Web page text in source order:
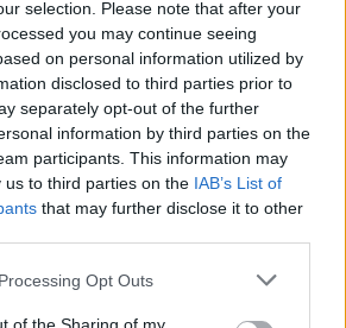
selection. Please note that after your
you may continue seeing
on personal information utilized by
disclosed to third parties prior to
separately opt-out of the further
information by third parties on the
participants. This information may
us to third parties on the IAB’s List of
that may further disclose it to other
Opt Outs
település nyomaira
Nagyiklódon
Székelyhon
óta először csökkent
üzemanyagok ára
Székelyhon